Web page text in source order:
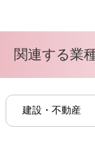
関連する業
建設・不動産